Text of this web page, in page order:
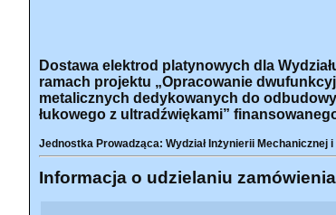
Dostawa elektrod platynowych dla
ramach projektu „Opracowanie
metalicznych dedykowanych do
łukowego z ultradźwiękami”
Jednostka Prowadząca: Wydział Inżynierii Mechanicznej
Informacja o udzielaniu